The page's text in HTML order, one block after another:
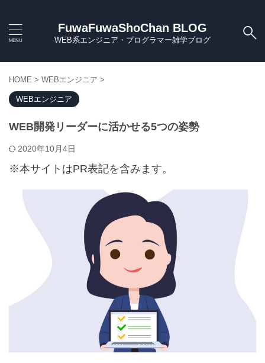
FuwaFuwaShoChan BLOG
WEB系エンジニア・プログラマー雑学ブログ
HOME > WEBエンジニア >
WEBエンジニア
WEB開発リーダーに活かせる5つの姿勢
2020年10月4日
※本サイトはPR表記を含みます。